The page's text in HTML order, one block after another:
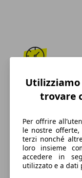
190 km/h
Velocità massima
Diesel
Carburante
trovare
Per offrire
le nostre
terzi nonché
loro insieme
accedere in
utilizzato e a dati